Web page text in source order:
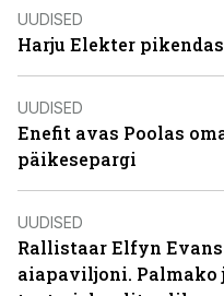
UUDISED
Harju Elekter
UUDISED
Enefit avas Poolas
päikesepargi
UUDISED
Rallistaar Elfyn
aiapaviljoni. Palmako